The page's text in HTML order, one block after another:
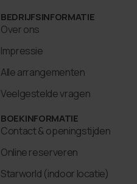
BEDRIJFSINFORMATIE
Over ons
Impressie
Alle arrangementen
Veelgestelde vragen
BOEKINFORMATIE
Contact & openingstijden
Online reserveren
Starworld (indoor locatie)